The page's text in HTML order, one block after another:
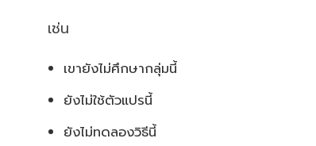
เช่น
เขายังไม่ศึกษากลุ่มนี้
ยังไม่ใช้ตัวแปรนี้
ยังไม่ทดลองวิธีนี้